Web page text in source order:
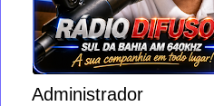
Administrador